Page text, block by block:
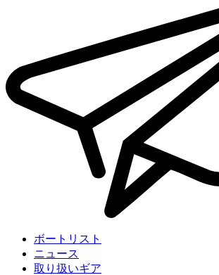
ボートリスト
ニュース
取り扱いギア